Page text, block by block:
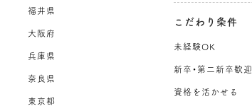
福井県
大阪府
兵庫県
奈良県
東京都
こだわり条件
未経験OK
新卒・第二新卒歓迎
資格を活かせる